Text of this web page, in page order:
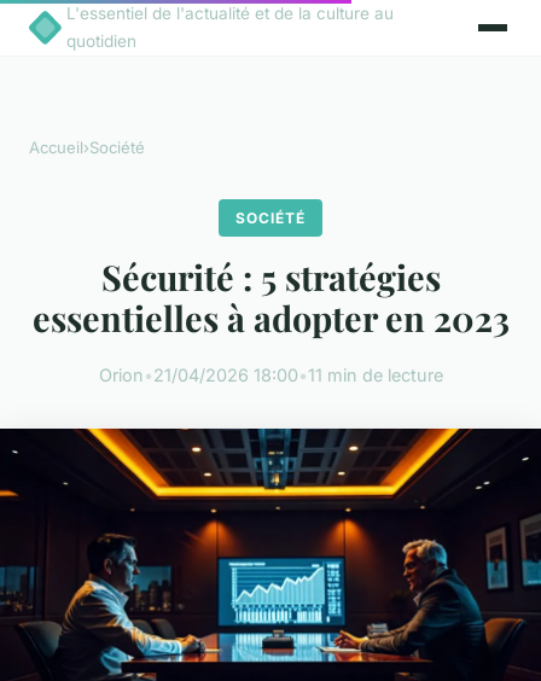
L'essentiel de l'actualité et de la culture au
quotidien
Accueil›Société
SOCIÉTÉ
Sécurité : 5 stratégies
essentielles à adopter en 2023
Orion•21/04/2026 18:00•11 min de lecture